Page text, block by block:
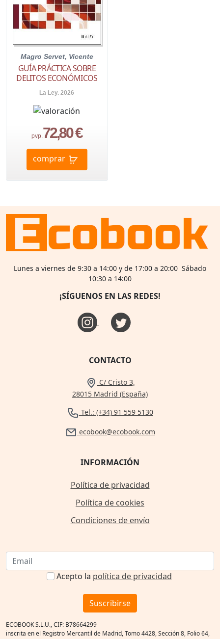
Magro Servet, Vicente
GUÍA PRÁCTICA SOBRE
DELITOS ECONÓMICOS
La Ley. 2026
pvp. 72,80 €
comprar
Lunes a viernes de 9:30 a 14:00 y de 17:00 a 20:00 Sábado
10:30 a 14:00
¡SÍGUENOS EN LAS REDES!
CONTACTO
C/ Cristo 3,
28015 Madrid (España)
Tel.: (+34) 91 559 5130
ecobook@ecobook.com
INFORMACIÓN
Política de privacidad
Política de cookies
Condiciones de envío
Acepto la política de privacidad
Suscribirse
ECOBOOK S.L.U., CIF: B78664299
inscrita en el Registro Mercantil de Madrid, Tomo 4428, Sección 8, Folio 64,